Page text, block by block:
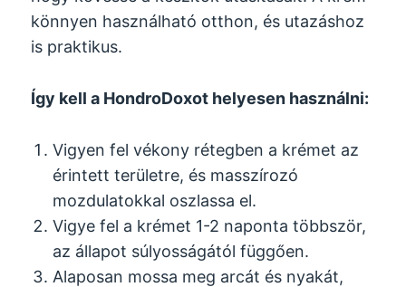
könnyen használható otthon, és utazáshoz
is praktikus.
Így kell a HondroDoxot helyesen használni:
Vigyen fel vékony rétegben a krémet az
érintett területre, és masszírozó
mozdulatokkal oszlassa el.
Vigye fel a krémet 1-2 naponta többször,
az állapot súlyosságától függően.
Alaposan mossa meg arcát és nyakát,